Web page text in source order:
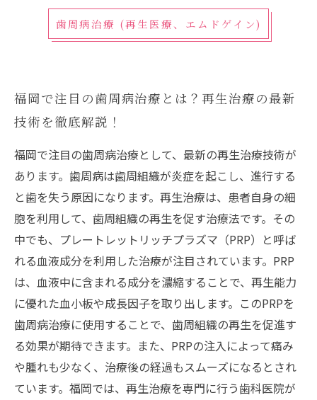
歯周病治療 (再生医療、エムドゲイン)
福岡で注目の歯周病治療とは？再生治療の最新
技術を徹底解説！
福岡で注目の歯周病治療として、最新の再生治療技術が
あります。歯周病は歯周組織が炎症を起こし、進行する
と歯を失う原因になります。再生治療は、患者自身の細
胞を利用して、歯周組織の再生を促す治療法です。その
中でも、プレートレットリッチプラズマ（PRP）と呼ば
れる血液成分を利用した治療が注目されています。PRP
は、血液中に含まれる成分を濃縮することで、再生能力
に優れた血小板や成長因子を取り出します。このPRPを
歯周病治療に使用することで、歯周組織の再生を促進す
る効果が期待できます。また、PRPの注入によって痛み
や腫れも少なく、治療後の経過もスムーズになるとされ
ています。福岡では、再生治療を専門に行う歯科医院が